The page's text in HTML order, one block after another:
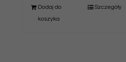
Dodaj do
koszyka
Szczegóły